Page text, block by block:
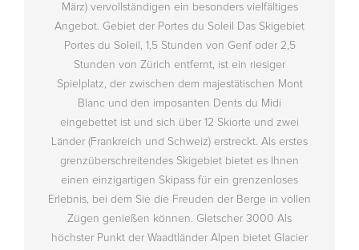
März) vervollständigen ein besonders vielfältiges
Angebot. Gebiet der Portes du Soleil Das Skigebiet
Portes du Soleil, 1,5 Stunden von Genf oder 2,5
Stunden von Zürich entfernt, ist ein riesiger
Spielplatz, der zwischen dem majestätischen Mont
Blanc und den imposanten Dents du Midi
eingebettet ist und sich über 12 Skiorte und zwei
Länder (Frankreich und Schweiz) erstreckt. Als erstes
grenzüberschreitendes Skigebiet bietet es Ihnen
einen einzigartigen Skipass für ein grenzenloses
Erlebnis, bei dem Sie die Freuden der Berge in vollen
Zügen genießen können. Gletscher 3000 Als
höchster Punkt der Waadtländer Alpen bietet Glacier